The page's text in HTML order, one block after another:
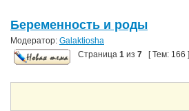
Беременность и роды
Модератор: Galaktiosha
Страница 1 из 7 [ Тем: 166 ]